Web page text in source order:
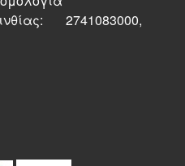
2741083000,